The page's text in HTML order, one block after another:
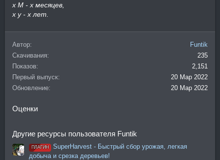
x M - x месяцев,
x y - x лет.
Автор
Funtik
Скачивания
235
Показов
2,151
Первый выпуск
20 Мар 2022
Обновление
20 Мар 2022
Оценки
Другие ресурсы пользователя Funtik
ПЛАГИН
SuperHarvest - Быстрый сбор урожая, легкая
добыча и срезка деревьев!